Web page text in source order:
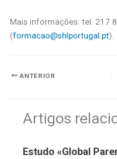
Mais informações: tel. 217
(formacao@shlportugal.pt).
ANTERIOR
Artigos
Estudo «Global